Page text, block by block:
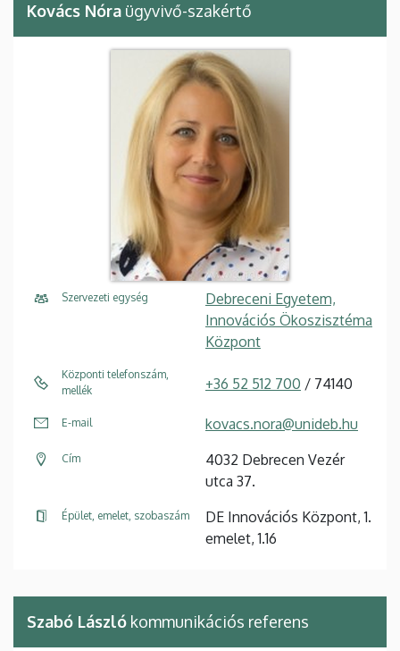
Kovács Nóra ügyvivő-szakértő
Szervezeti egység
Debreceni Egyetem,
Innovációs Ökoszisztéma
Központ
Központi telefonszám,
mellék
+36 52 512 700 / 74140
E-mail kovacs.nora@unideb.hu
Cím
4032 Debrecen Vezér
utca 37.
Épület, emelet, szobaszám
DE Innovációs Központ, 1.
emelet, 1.16
Szabó László kommunikációs referens